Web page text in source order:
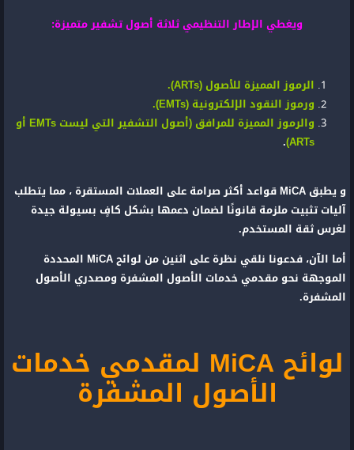
ويغطي الإطار التنظيمي ثلاثة أصول تشفير متميزة:
الرموز المميزة للأصول (ARTs).
ورموز النقود الإلكترونية (EMTs).
والرموز المميزة للمرافق (أصول التشفير التي ليست EMTs أو
ARTs)
.
و يطبق MiCA قواعد أكثر صرامة على العملات المستقرة ، مما يتطلب
آليات تثبيت ملزمة قانونًا لضمان دعمها بشكل كافٍ بسيولة جيدة
لغرس ثقة المستخدم.
أما الآن، فدعونا نلقي نظرة على اثنين من لوائح MiCA المحددة
الموجهة نحو مقدمي خدمات الأصول المشفرة ومصدري الأصول
المشفرة.
لوائح MiCA لمقدمي خدمات
الأصول المشفرة